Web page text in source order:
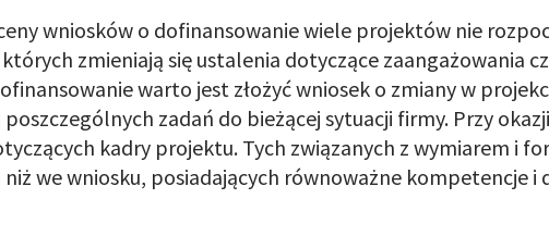
wniosków o dofinansowanie wiele projektów nie
zmieniają się ustalenia dotyczące zaangażowania
warto jest złożyć wniosek o zmiany w
zadań do bieżącej sytuacji firmy. Przy
kadry projektu. Tych związanych z wymiarem i
we wniosku, posiadających równoważne kompetencje i